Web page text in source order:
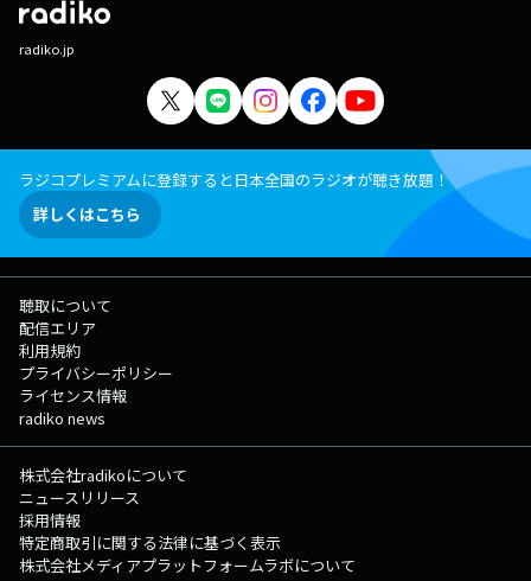
radiko.jp
ラジコプレミアムに登録すると日本全国のラジオが聴き放題！
詳しくはこちら
聴取について
配信エリア
利用規約
プライバシーポリシー
ライセンス情報
radiko news
株式会社radikoについて
ニュースリリース
採用情報
特定商取引に関する法律に基づく表示
株式会社メディアプラットフォームラボについて